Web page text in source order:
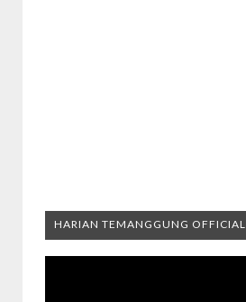
HARIAN TEMANGGUNG OFFICIAL